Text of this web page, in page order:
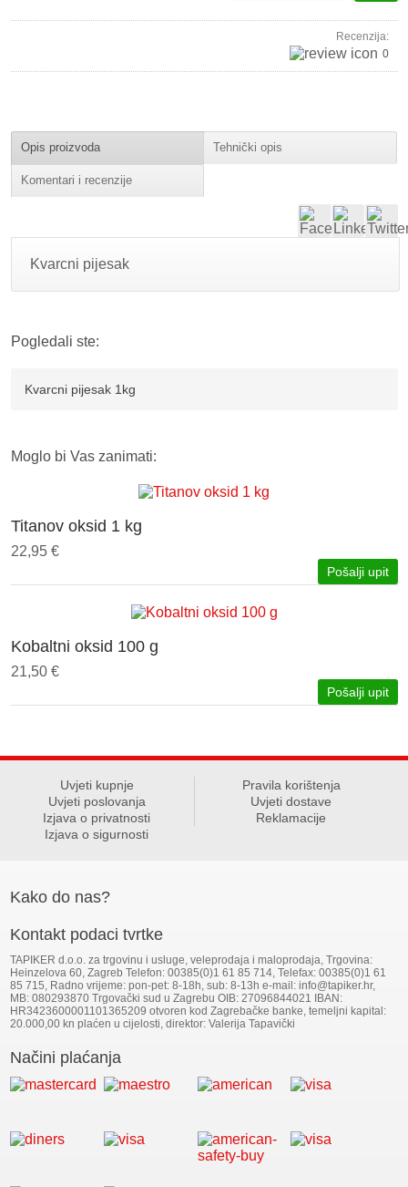
Recenzija:
0
Opis proizvoda Tehnički opis
Komentari i recenzije
Kvarcni pijesak
Pogledali ste:
Kvarcni pijesak 1kg
Moglo bi Vas zanimati:
Titanov oksid 1 kg
22,95 €
Pošalji upit
Kobaltni oksid 100 g
21,50 €
Pošalji upit
Uvjeti kupnje
Pravila korištenja
Uvjeti poslovanja
Uvjeti dostave
Izjava o privatnosti
Reklamacije
Izjava o sigurnosti
Kako do nas?
Kontakt podaci tvrtke
TAPIKER d.o.o. za trgovinu i usluge, veleprodaja i maloprodaja, Trgovina:
Heinzelova 60, Zagreb Telefon: 00385(0)1 61 85 714, Telefax: 00385(0)1 61
85 715, Radno vrijeme: pon-pet: 8-18h, sub: 8-13h e-mail: info@tapiker.hr,
MB: 080293870 Trgovački sud u Zagrebu OIB: 27096844021 IBAN:
HR3423600001101365209 otvoren kod Zagrebačke banke, temeljni kapital:
20.000,00 kn plaćen u cijelosti, direktor: Valerija Tapavički
Načini plaćanja